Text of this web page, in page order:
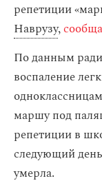
репетиции
Наврузу,
По данным
воспаление
маршу под
репетиции в
следующий
умерла.